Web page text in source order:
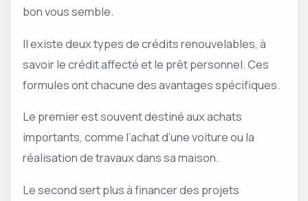
bon vous semble.
Il existe deux types de crédits renouvelables, à
savoir le crédit affecté et le prêt personnel. Ces
formules ont chacune des avantages spécifiques.
Le premier est souvent destiné aux achats
importants, comme l’achat d’une voiture ou la
réalisation de travaux dans sa maison.
Le second sert plus à financer des projets